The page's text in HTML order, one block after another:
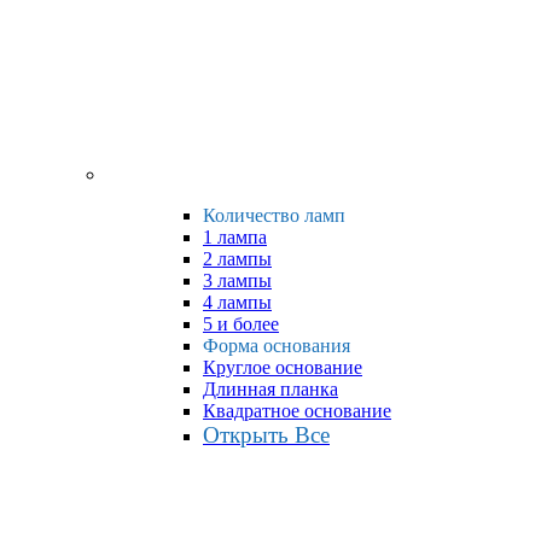
Количество ламп
1 лампа
2 лампы
3 лампы
4 лампы
5 и более
Форма основания
Круглое основание
Длинная планка
Квадратное основание
Открыть Все